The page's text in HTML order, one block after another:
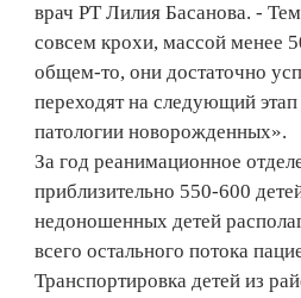
врач РТ Лилия Басанова. -
совсем крохи, массой менее
общем-то, они достаточно
переходят на следующий этап
патологии новорожденных».
За год реанимационное
приблизительно 550-600
недоношенных детей
всего остального потока
Транспортировка детей из